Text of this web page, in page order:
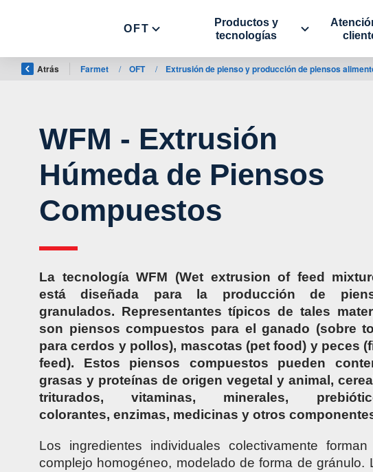
OFT
Productos y
tecnologías
Atrás Farmet / OFT / Extrusión de pienso y producción de piensos
WFM - Extrusión
Húmeda de Piensos
Compuestos
La tecnología WFM (Wet extrusion of feed
está diseñada para la producción de
granulados. Representantes típicos de tales
son piensos compuestos para el ganado (sobre
para cerdos y pollos), mascotas (pet food) y peces
feed). Estos piensos compuestos pueden
grasas y proteínas de origen vegetal y animal,
triturados, vitaminas, minerales,
colorantes, enzimas, medicinas y otros
Los ingredientes individuales colectivamente
complejo homogéneo, modelado de forma de gránulo.